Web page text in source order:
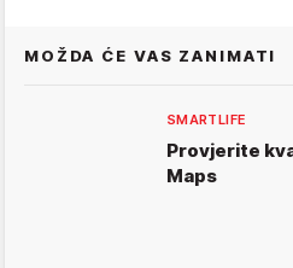
MOŽDA ĆE VAS ZANIMATI
SMARTLIFE
Provjerite
Maps